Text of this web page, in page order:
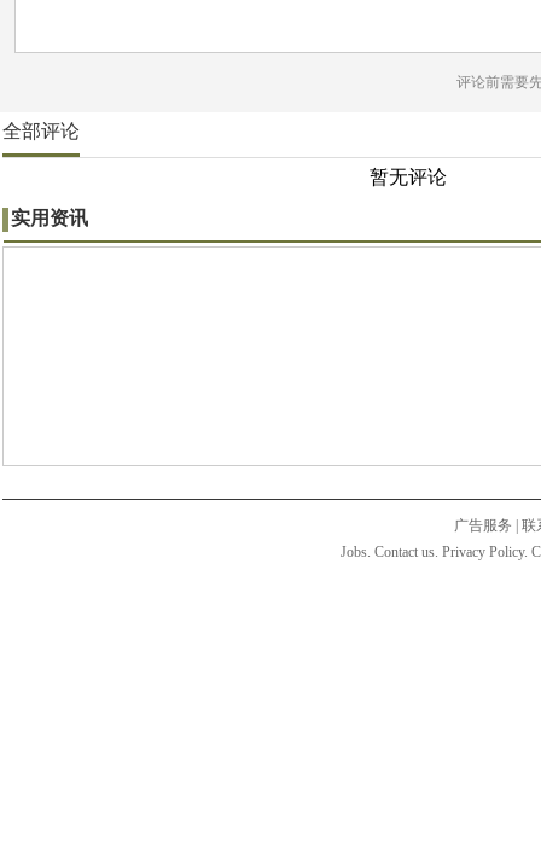
评论前需要
全部评论
暂无评论
实用资讯
广告服务
联
Jobs. Contact us. Privacy Policy.